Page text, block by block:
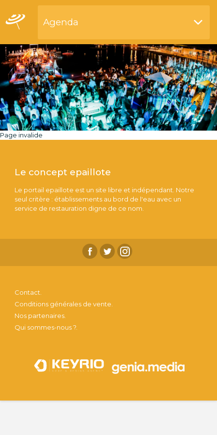
Agenda
Page invalide
Le concept epaillote
Le portail epaillote est un site libre et indépendant. Notre
seul critère : établissements au bord de l'eau avec un
service de restauration digne de ce nom.
Contact.
Conditions générales de vente.
Nos partenaires.
Qui sommes-nous ?.